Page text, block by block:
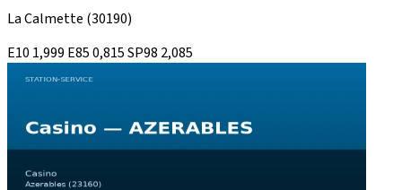
La Calmette (30190)
E10 1,999 E850,815SP98 2,085